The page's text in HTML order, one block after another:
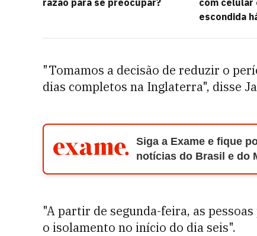
razão para se preocupar?
com celular
escondida
"Tomamos a decisão de reduzir o
dias completos na Inglaterra", disse
Siga a Exame e fique
notícias do Brasil e do
"A partir de segunda-feira, as
o isolamento no início do dia seis".